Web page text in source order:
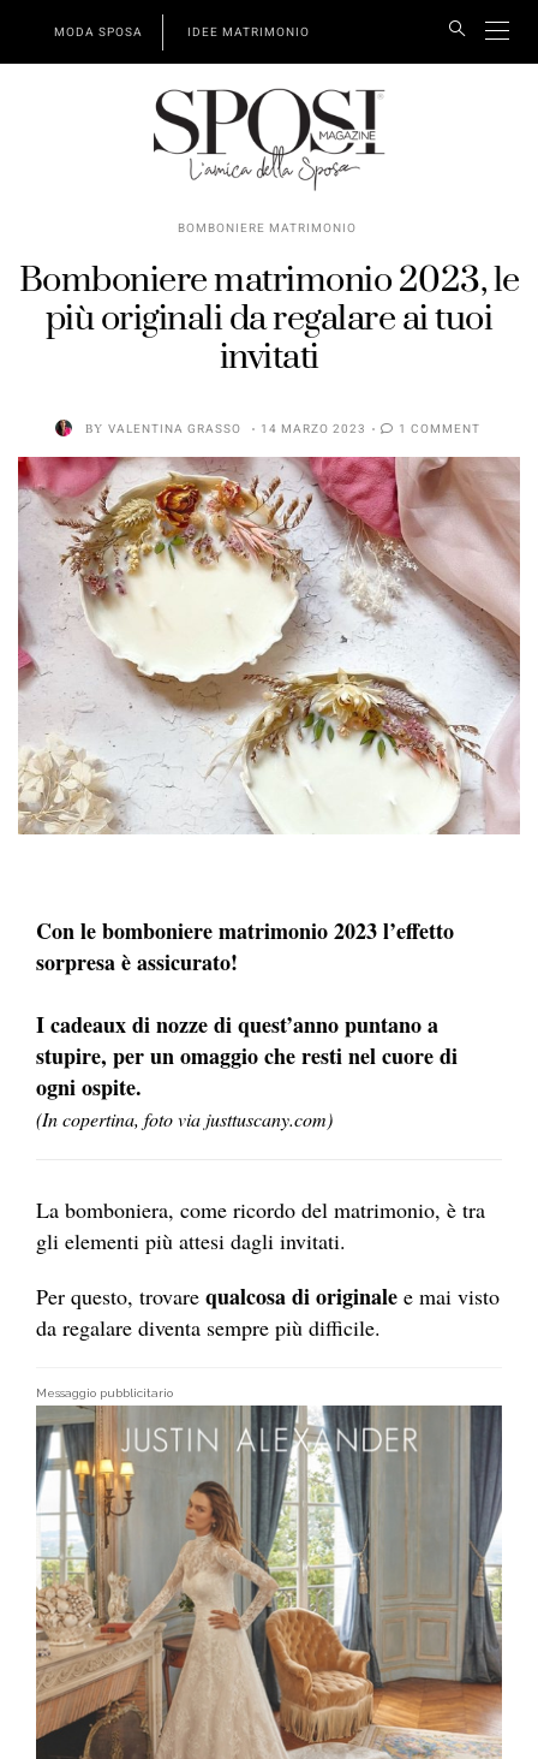
MODA SPOSA IDEE MATRIMONIO
BOMBONIERE MATRIMONIO
Bomboniere matrimonio 2023, le
più originali da regalare ai tuoi
invitati
BY VALENTINA GRASSO 14 MARZO 2023 1 COMMENT
Con le bomboniere matrimonio 2023 l’effetto
sorpresa è assicurato!
I cadeaux di nozze di quest’anno puntano a
stupire, per un omaggio che resti nel cuore di
ogni ospite.
(In copertina, foto via justtuscany.com)
La bomboniera, come ricordo del matrimonio, è tra
gli elementi più attesi dagli invitati.
Per questo, trovare qualcosa di originale e mai visto
da regalare diventa sempre più difficile.
Messaggio pubblicitario